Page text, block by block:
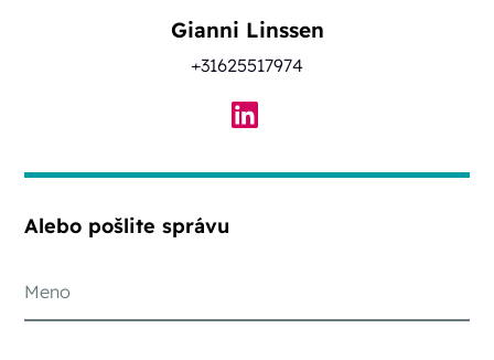
Gianni Linssen
+31625517974
Alebo pošlite správu